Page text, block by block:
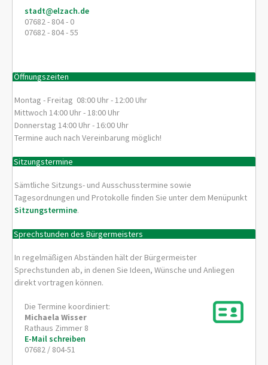
stadt@elzach.de
07682 - 804 - 0
07682 - 804 - 55
Öffnungszeiten
Montag - Freitag 08:00 Uhr - 12:00 Uhr
Mittwoch 14:00 Uhr - 18:00 Uhr
Donnerstag 14:00 Uhr - 16:00 Uhr
Termine auch nach Vereinbarung möglich!
Sitzungstermine
Sämtliche Sitzungs- und Ausschusstermine sowie
Tagesordnungen und Protokolle finden Sie unter dem Menüpunkt
Sitzungstermine.
Sprechstunden des Bürgermeisters
In regelmäßigen Abständen hält der Bürgermeister
Sprechstunden ab, in denen Sie Ideen, Wünsche und Anliegen
direkt vortragen können.
Die Termine koordiniert:
Michaela Wisser
Rathaus Zimmer 8
E-Mail schreiben
07682 / 804-51